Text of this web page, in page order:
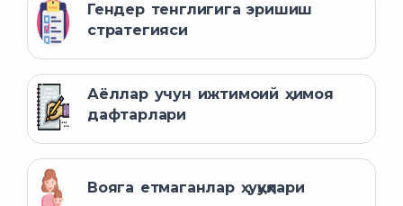
Гендер тенглигига эришиш
стратегияси
Аёллар учун ижтимоий ҳимоя
дафтарлари
Вояга етмаганлар ҳуқуқлари